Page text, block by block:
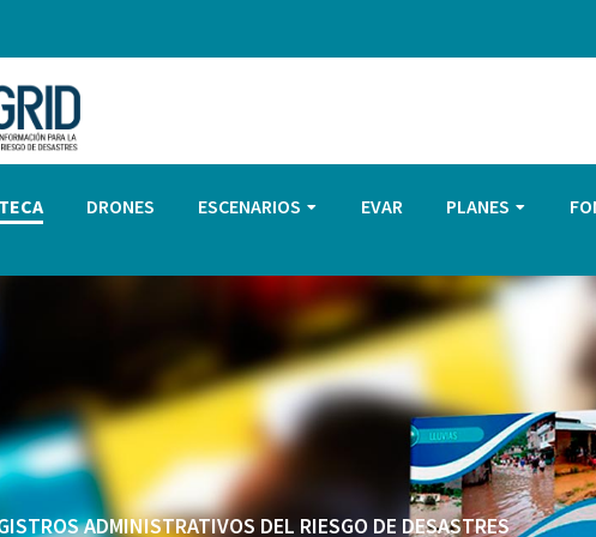
DRONES ESCENARIOS EVAR PLANES
ADMINISTRATIVOS DEL RIESGO DE DESASTRES